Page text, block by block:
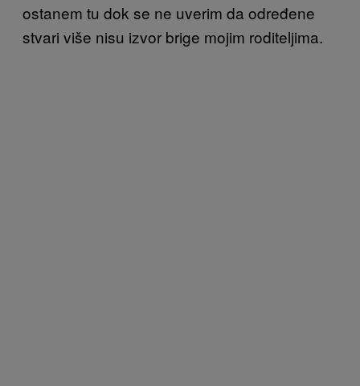
ostanem tu dok se ne uverim da određene
stvari više nisu izvor brige mojim roditeljima.